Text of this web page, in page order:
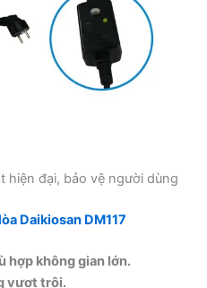
hiện đại, bảo vệ người dùng
Daikiosan DM117
hợp không gian lớn.
vượt trội.